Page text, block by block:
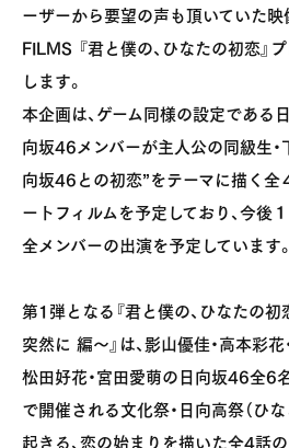
ーザーから要望の声も頂いていた
FILMS 『君と僕の、ひなたの初恋』
します。
本企画は、ゲーム同様の設定である
向坂46メンバーが主人公の同級生・
向坂46との初恋”をテーマに描く全
ートフィルムを予定しており、今後
全メンバーの出演を予定しています。
第1弾となる『君と僕の、ひなたの
突然に 編〜』は、影山優佳・高本彩花
松田好花・宮田愛萌の日向坂46全6
で開催される文化祭・日向高祭（ひ
起きる、恋の始まりを描いた全4話